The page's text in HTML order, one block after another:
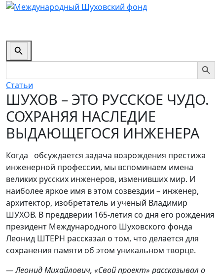
Search
Button
Search Search
Статьи
ШУХОВ – ЭТО РУССКОЕ ЧУДО.
СОХРАНЯЯ НАСЛЕДИЕ
ВЫДАЮЩЕГОСЯ ИНЖЕНЕРА
Когда обсуждается задача возрождения престижа
инженерной профессии, мы вспоминаем имена
великих русских инженеров, изменивших мир. И
наиболее яркое имя в этом созвездии – инженер,
архитектор, изобретатель и ученый Владимир
ШУХОВ. В преддверии 165-летия со дня его рождения
президент Международного Шуховского фонда
Леонид ШТЕРН рассказал о том, что делается для
сохранения памяти об этом уникальном творце.
— Леонид Михайлович, «Свой проект» рассказывал о